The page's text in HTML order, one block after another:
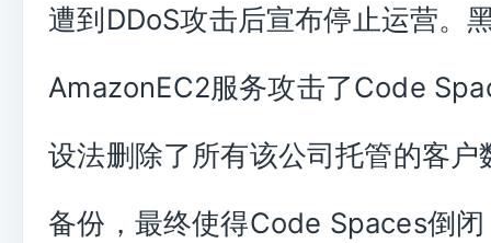
遭到DDoS攻击后宣布停止运营。
AmazonEC2服务攻击了Code
设法删除了所有该公司托管的客户
备份，最终使得Code Spaces倒